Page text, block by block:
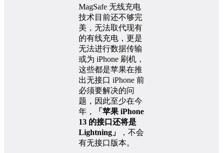
MagSafe 无线充电
技术目前还不够完
美，无法取代现有
的有线充电，更是
无法进行数据传输
或为 iPhone 刷机，
这些都是苹果在推
出无接口 iPhone 前
必须要解决的问
题，因此至少在今
年，
「苹果 iPhone
13 的接口还将是
Lightning」
，不会
有无接口版本。